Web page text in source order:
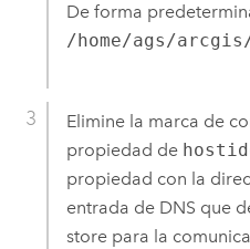
De forma
/home/ags/
Elimine la marca de
propiedad de
propiedad con la
entrada de DNS que
store para la